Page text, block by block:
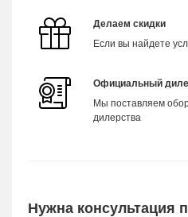
Делаем скидки
Если вы найдете
Официальный
Мы поставляем
дилерства
Нужна консультация